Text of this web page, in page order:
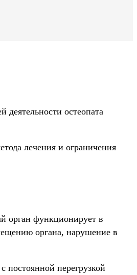
деятельности остеопата
лечения и ограничения
орган функционирует в
органа, нарушение в
постоянной перегрузкой